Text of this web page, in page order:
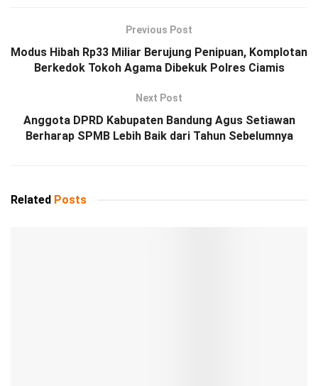
Previous Post
Modus Hibah Rp33 Miliar Berujung Penipuan, Komplotan
Berkedok Tokoh Agama Dibekuk Polres Ciamis
Next Post
Anggota DPRD Kabupaten Bandung Agus Setiawan
Berharap SPMB Lebih Baik dari Tahun Sebelumnya
Related Posts